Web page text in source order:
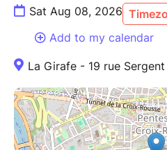
transition.
Sat Aug 08, 2026
Add to my calendar
La Girafe - 19 rue